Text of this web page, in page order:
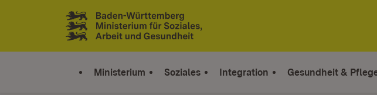
Zum Inhalt springen
Link zur Startseite
Ministerium Soziales Integration Gesundheit &